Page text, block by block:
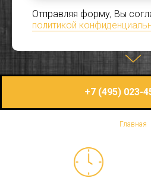
Отправляя форму, Вы
политикой
+7 (495) 023-
Главная